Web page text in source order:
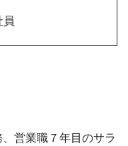
員
営業職７年目のサラ